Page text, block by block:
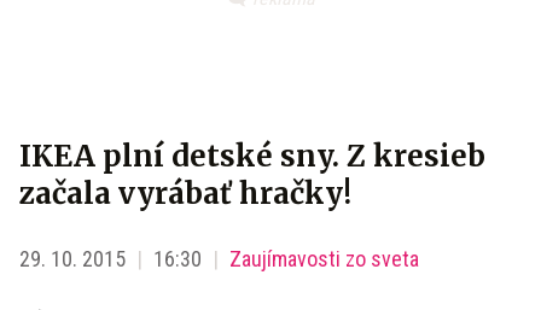
IKEA plní detské sny. Z kresieb
začala vyrábať hračky!
29. 10. 2015 16:30 Zaujímavosti zo sveta